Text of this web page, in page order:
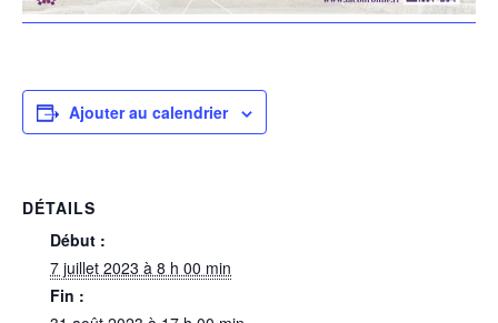
Ajouter au calendrier
DÉTAILS
Début :
7 juillet 2023 à 8 h 00 min
Fin :